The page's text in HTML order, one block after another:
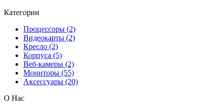
Категории
Процессоры (2)
Видеокарты (2)
Кресло (2)
Корпуса (5)
Веб-камеры (2)
Мониторы (55)
Аксессуары (20)
О Нас